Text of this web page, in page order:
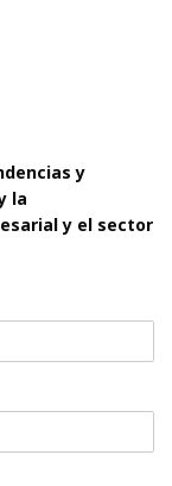
y
la
y el sector